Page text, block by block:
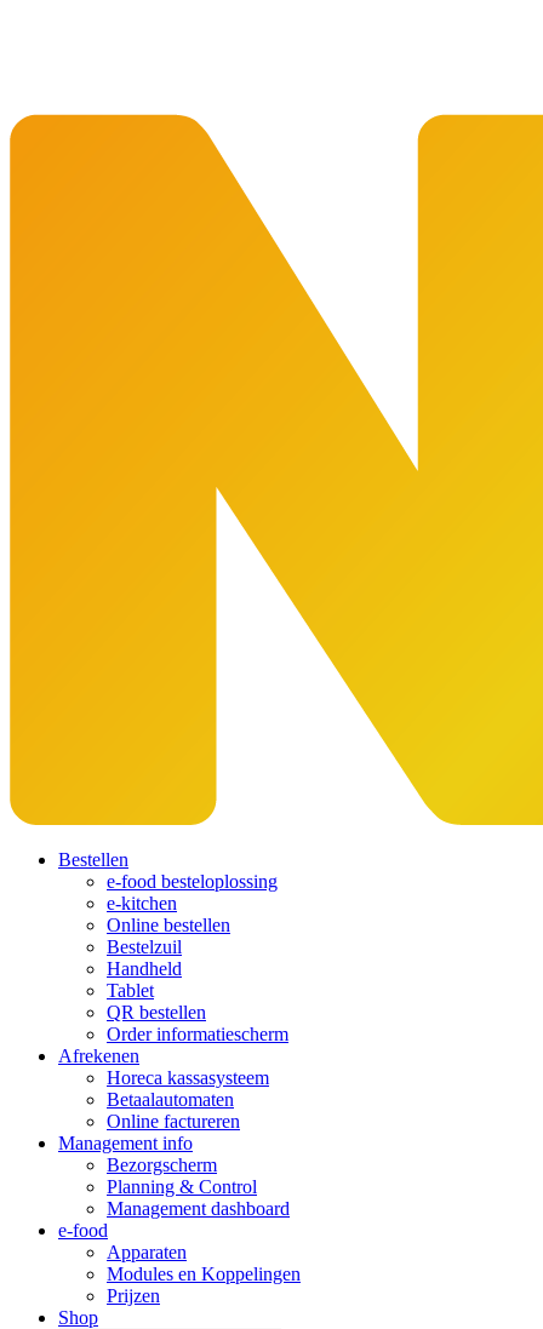
Bestellen
e-food besteloplossing
e-kitchen
Online bestellen
Bestelzuil
Handheld
Tablet
QR bestellen
Order informatiescherm
Afrekenen
Horeca kassasysteem
Betaalautomaten
Online factureren
Management info
Bezorgscherm
Planning & Control
Management dashboard
e-food
Apparaten
Modules en Koppelingen
Prijzen
Shop